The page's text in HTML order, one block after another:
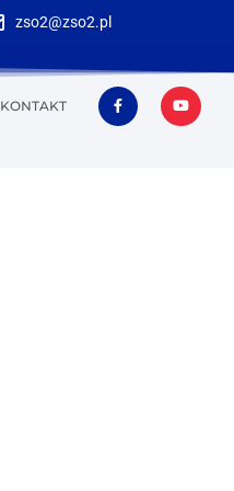
zso2@zso2.pl
KONTAKT